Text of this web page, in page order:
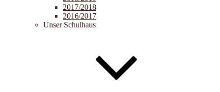
2017/2018
2016/2017
Unser Schulhaus